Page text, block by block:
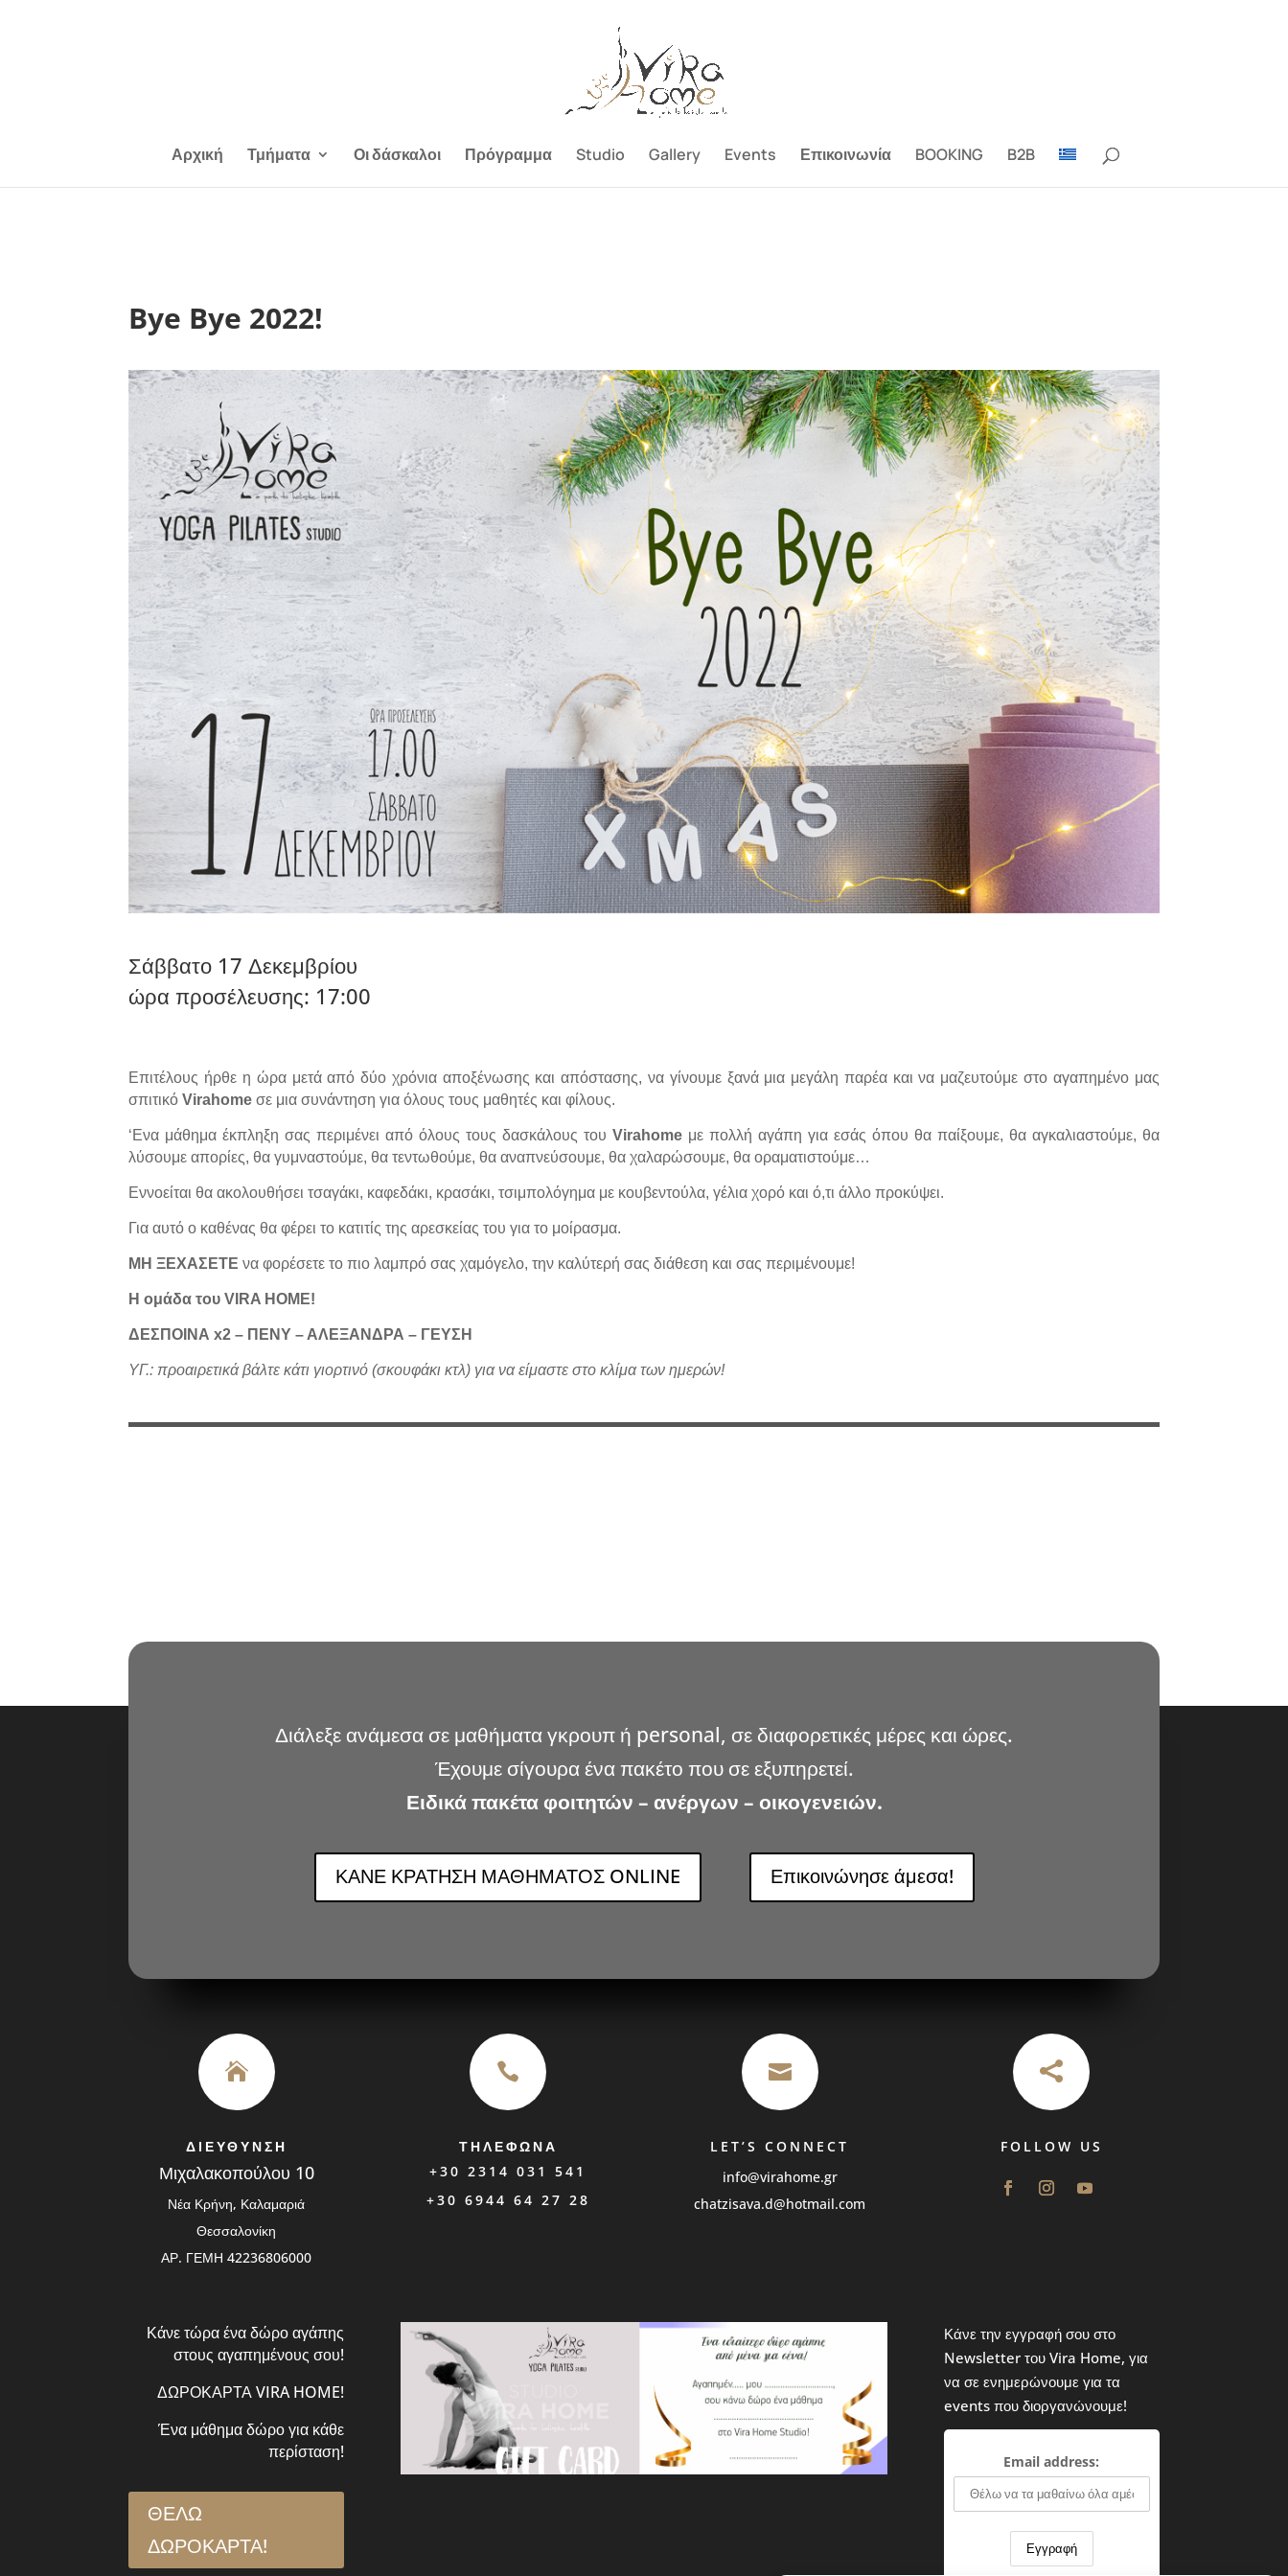
Αρχική Τμήματα Οι δάσκαλοι Πρόγραμμα Studio Gallery Events Επικοινωνία BOOKING B2B
Bye Bye 2022!
Σάββατο 17 Δεκεμβρίου
ώρα προσέλευσης: 17:00
Επιτέλους ήρθε η ώρα μετά από δύο χρόνια αποξένωσης και απόστασης, να γίνουμε ξανά μια μεγάλη παρέα και να μαζευτούμε στο αγαπημένο μας
σπιτικόVirahome σε μια συνάντηση για όλους τους μαθητές και φίλους.
‘Eνα μάθημα έκπληξη σας περιμένει από όλους τους δασκάλους τουVirahome με πολλή αγάπη για εσάς όπου θα παίξουμε, θα αγκαλιαστούμε, θα
λύσουμε απορίες, θα γυμναστούμε, θα τεντωθούμε, θα αναπνεύσουμε, θα χαλαρώσουμε, θα οραματιστούμε…
Εννοείται θα ακολουθήσει τσαγάκι, καφεδάκι, κρασάκι, τσιμπολόγημα με κουβεντούλα, γέλια χορό και ό,τι άλλο προκύψει.
Για αυτό ο καθένας θα φέρει το κατιτίς της αρεσκείας του για το μοίρασμα.
ΜΗ ΞΕΧΑΣΕΤΕ να φορέσετε το πιο λαμπρό σας χαμόγελο, την καλύτερή σας διάθεση και σας περιμένουμε!
Η ομάδα του VIRA HOME!
ΔΕΣΠΟΙΝΑ x2 – ΠΕΝΥ – ΑΛΕΞΑΝΔΡΑ – ΓΕΥΣΗ
ΥΓ.: προαιρετικά βάλτε κάτι γιορτινό (σκουφάκι κτλ) για να είμαστε στο κλίμα των ημερών!
Διάλεξε ανάμεσα σε μαθήματα γκρουπ ή personal, σε διαφορετικές μέρες και ώρες.
Έχουμε σίγουρα ένα πακέτο που σε εξυπηρετεί.
Ειδικά πακέτα φοιτητών – ανέργων – οικογενειών.
ΚΑΝΕ ΚΡΑΤΗΣΗ ΜΑΘΗΜΑΤΟΣ ONLINE Επικοινώνησε άμεσα!

ΔΙΕΥΘΥΝΣΗ
Μιχαλακοπούλου 10
Νέα Κρήνη, Καλαμαριά
Θεσσαλονίκη
ΑΡ. ΓΕΜΗ 42236806000

ΤΗΛΕΦΩΝΑ
+30 2314 031 541
+30 6944 64 27 28

LET’S CONNECT
info@virahome.gr
chatzisava.d@hotmail.com

FOLLOW US
Κάνε τώρα ένα δώρο αγάπης
στους αγαπημένους σου!
ΔΩΡΟΚΑΡΤΑ VIRA HOME!
Ένα μάθημα δώρο για κάθε
περίσταση!
ΘΕΛΩ
ΔΩΡΟΚΑΡΤΑ!
Κάνε την εγγραφή σου στο
Newsletter του Vira Home, για
να σε ενημερώνουμε για τα
events που διοργανώνουμε!
Email address: